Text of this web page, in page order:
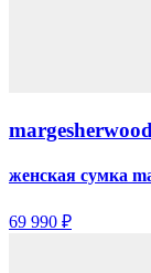
margesherwood
женская сумка
69 990 ₽